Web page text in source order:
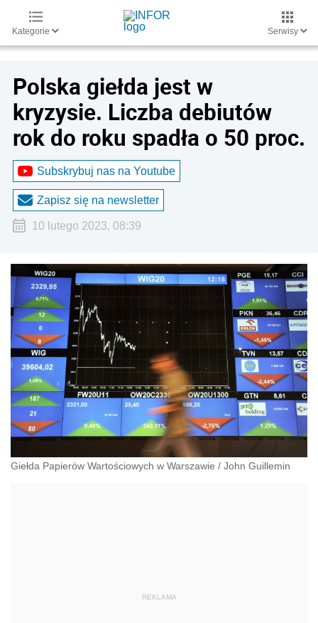
Kategorie Serwisy
Polska giełda jest w
kryzysie. Liczba debiutów
rok do roku spadła o 50 proc.
Subskrybuj nas na Youtube
Zapisz się na newsletter
10 lutego 2023, 08:39
Giełda Papierów Wartościowych w Warszawie / John Guillemin